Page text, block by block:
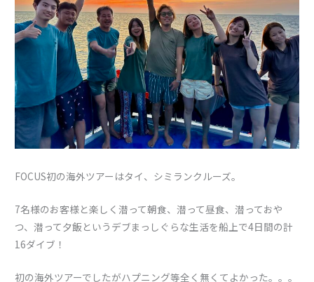
FOCUS初の海外ツアーはタイ、シミランクルーズ。
7名様のお客様と楽しく潜って朝食、潜って昼食、潜っておや
つ、潜って夕飯というデブまっしぐらな生活を船上で4日間の計
16ダイブ！
初の海外ツアーでしたがハプニング等全く無くてよかった。。。